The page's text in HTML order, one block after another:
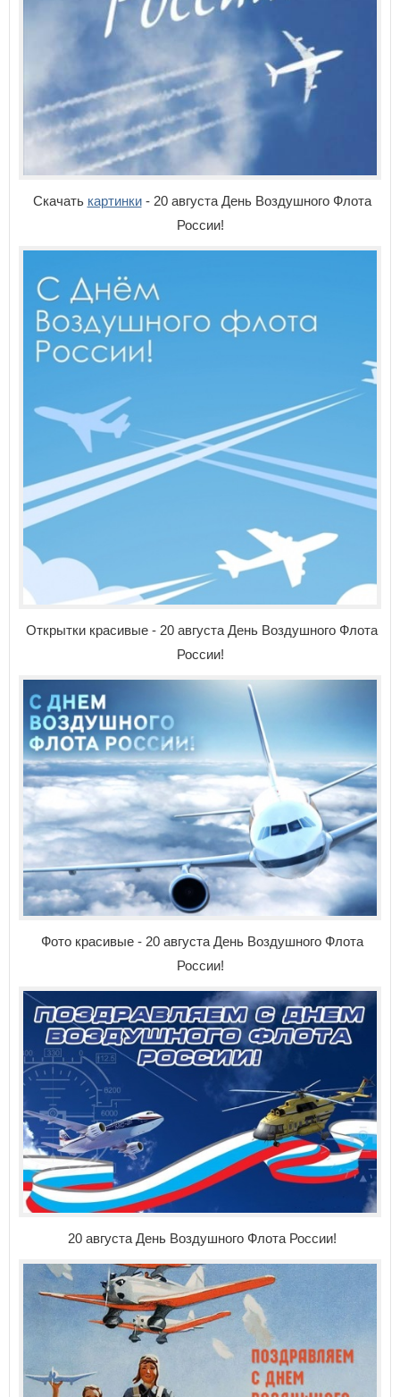
Скачать картинки- 20 августа День Воздушного Флота
России!
Открытки красивые - 20 августа День Воздушного Флота
России!
Фото красивые - 20 августа День Воздушного Флота
России!
20 августа День Воздушного Флота России!